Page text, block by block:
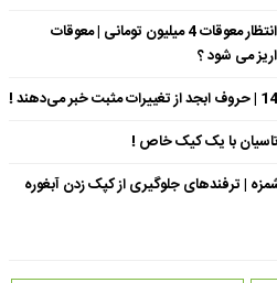
بازنشستگان تامین اجتماعی چشم انتظار معوقات 4 میلیون تومانی | معوقات
می شود ؟
با یک کیک خاص !
| ترفندهای جلوگیری از کپک زدن آبغوره